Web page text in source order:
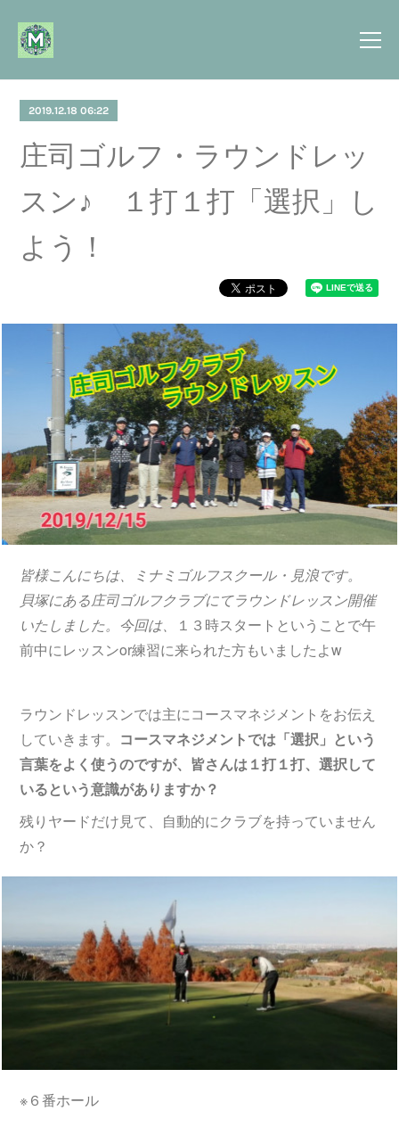
2019.12.18 06:22
庄司ゴルフ・ラウンドレッ
スン♪ １打１打「選択」し
よう！
皆様こんにちは、ミナミゴルフスクール・見浪です。
貝塚にある庄司ゴルフクラブにてラウンドレッスン開催
いたしました。今回は、
１３時スタートということで午
前中にレッスンor練習に来られた方もいましたよw
ラウンドレッスンでは主にコースマネジメントをお伝え
していきます。 コースマネジメントでは「選択」という
言葉をよく使うのですが、皆さんは１打１打、選択して
いるという意識がありますか？
残りヤードだけ見て、自動的にクラブを持っていません
か？
※６番ホール